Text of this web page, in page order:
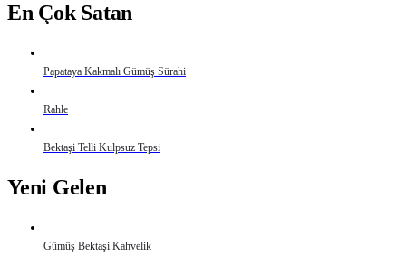
En Çok Satan
Papataya Kakmalı Gümüş Sürahi
Rahle
Bektaşi Telli Kulpsuz Tepsi
Yeni Gelen
Gümüş Bektaşi Kahvelik